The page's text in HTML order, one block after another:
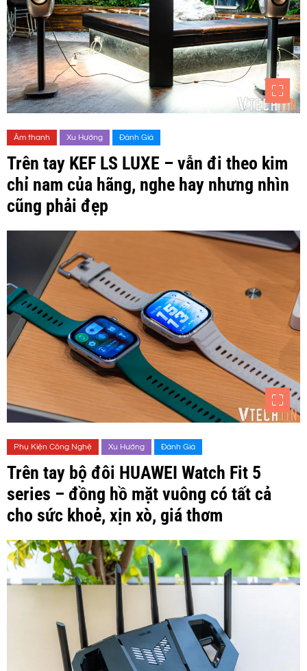
Âm thanh Xu Hướng Đánh Giá
Trên tay KEF LS LUXE – vẫn đi theo kim
chỉ nam của hãng, nghe hay nhưng nhìn
cũng phải đẹp
Phụ Kiện Công Nghệ Xu Hướng Đánh Giá
Trên tay bộ đôi HUAWEI Watch Fit 5
series – đồng hồ mặt vuông có tất cả
cho sức khoẻ, xịn xò, giá thơm